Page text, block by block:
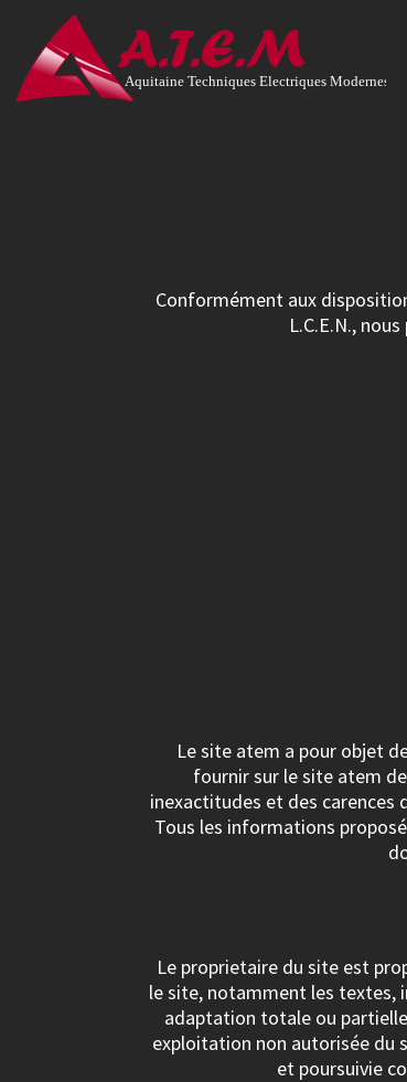
Aquitaine Techniques Electriques Modernes
Conformément aux
L.C.E.N.,
Le site atem a pour objet
fournir sur le site atem
inexactitudes et des carences
Tous les informations
Le proprietaire du site est
le site, notamment les textes,
adaptation totale ou
exploitation non autorisée du
et poursuivie